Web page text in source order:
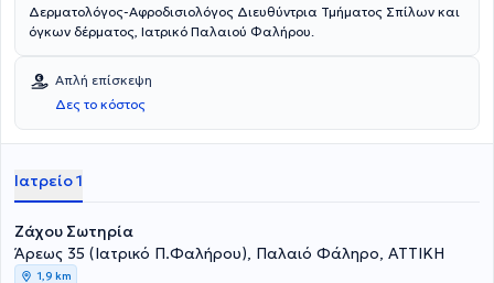
Δερματολόγος-Αφροδισιολόγος Διευθύντρια Τμήματος Σπίλων και
όγκων δέρματος, Ιατρικό Παλαιού Φαλήρου.
Απλή επίσκεψη
Δες το κόστος
Ιατρείο 1
Ζάχου Σωτηρία
Άρεως 35 (Ιατρικό Π.Φαλήρου), Παλαιό Φάληρο, ΑΤΤΙΚΗ
1,9 km